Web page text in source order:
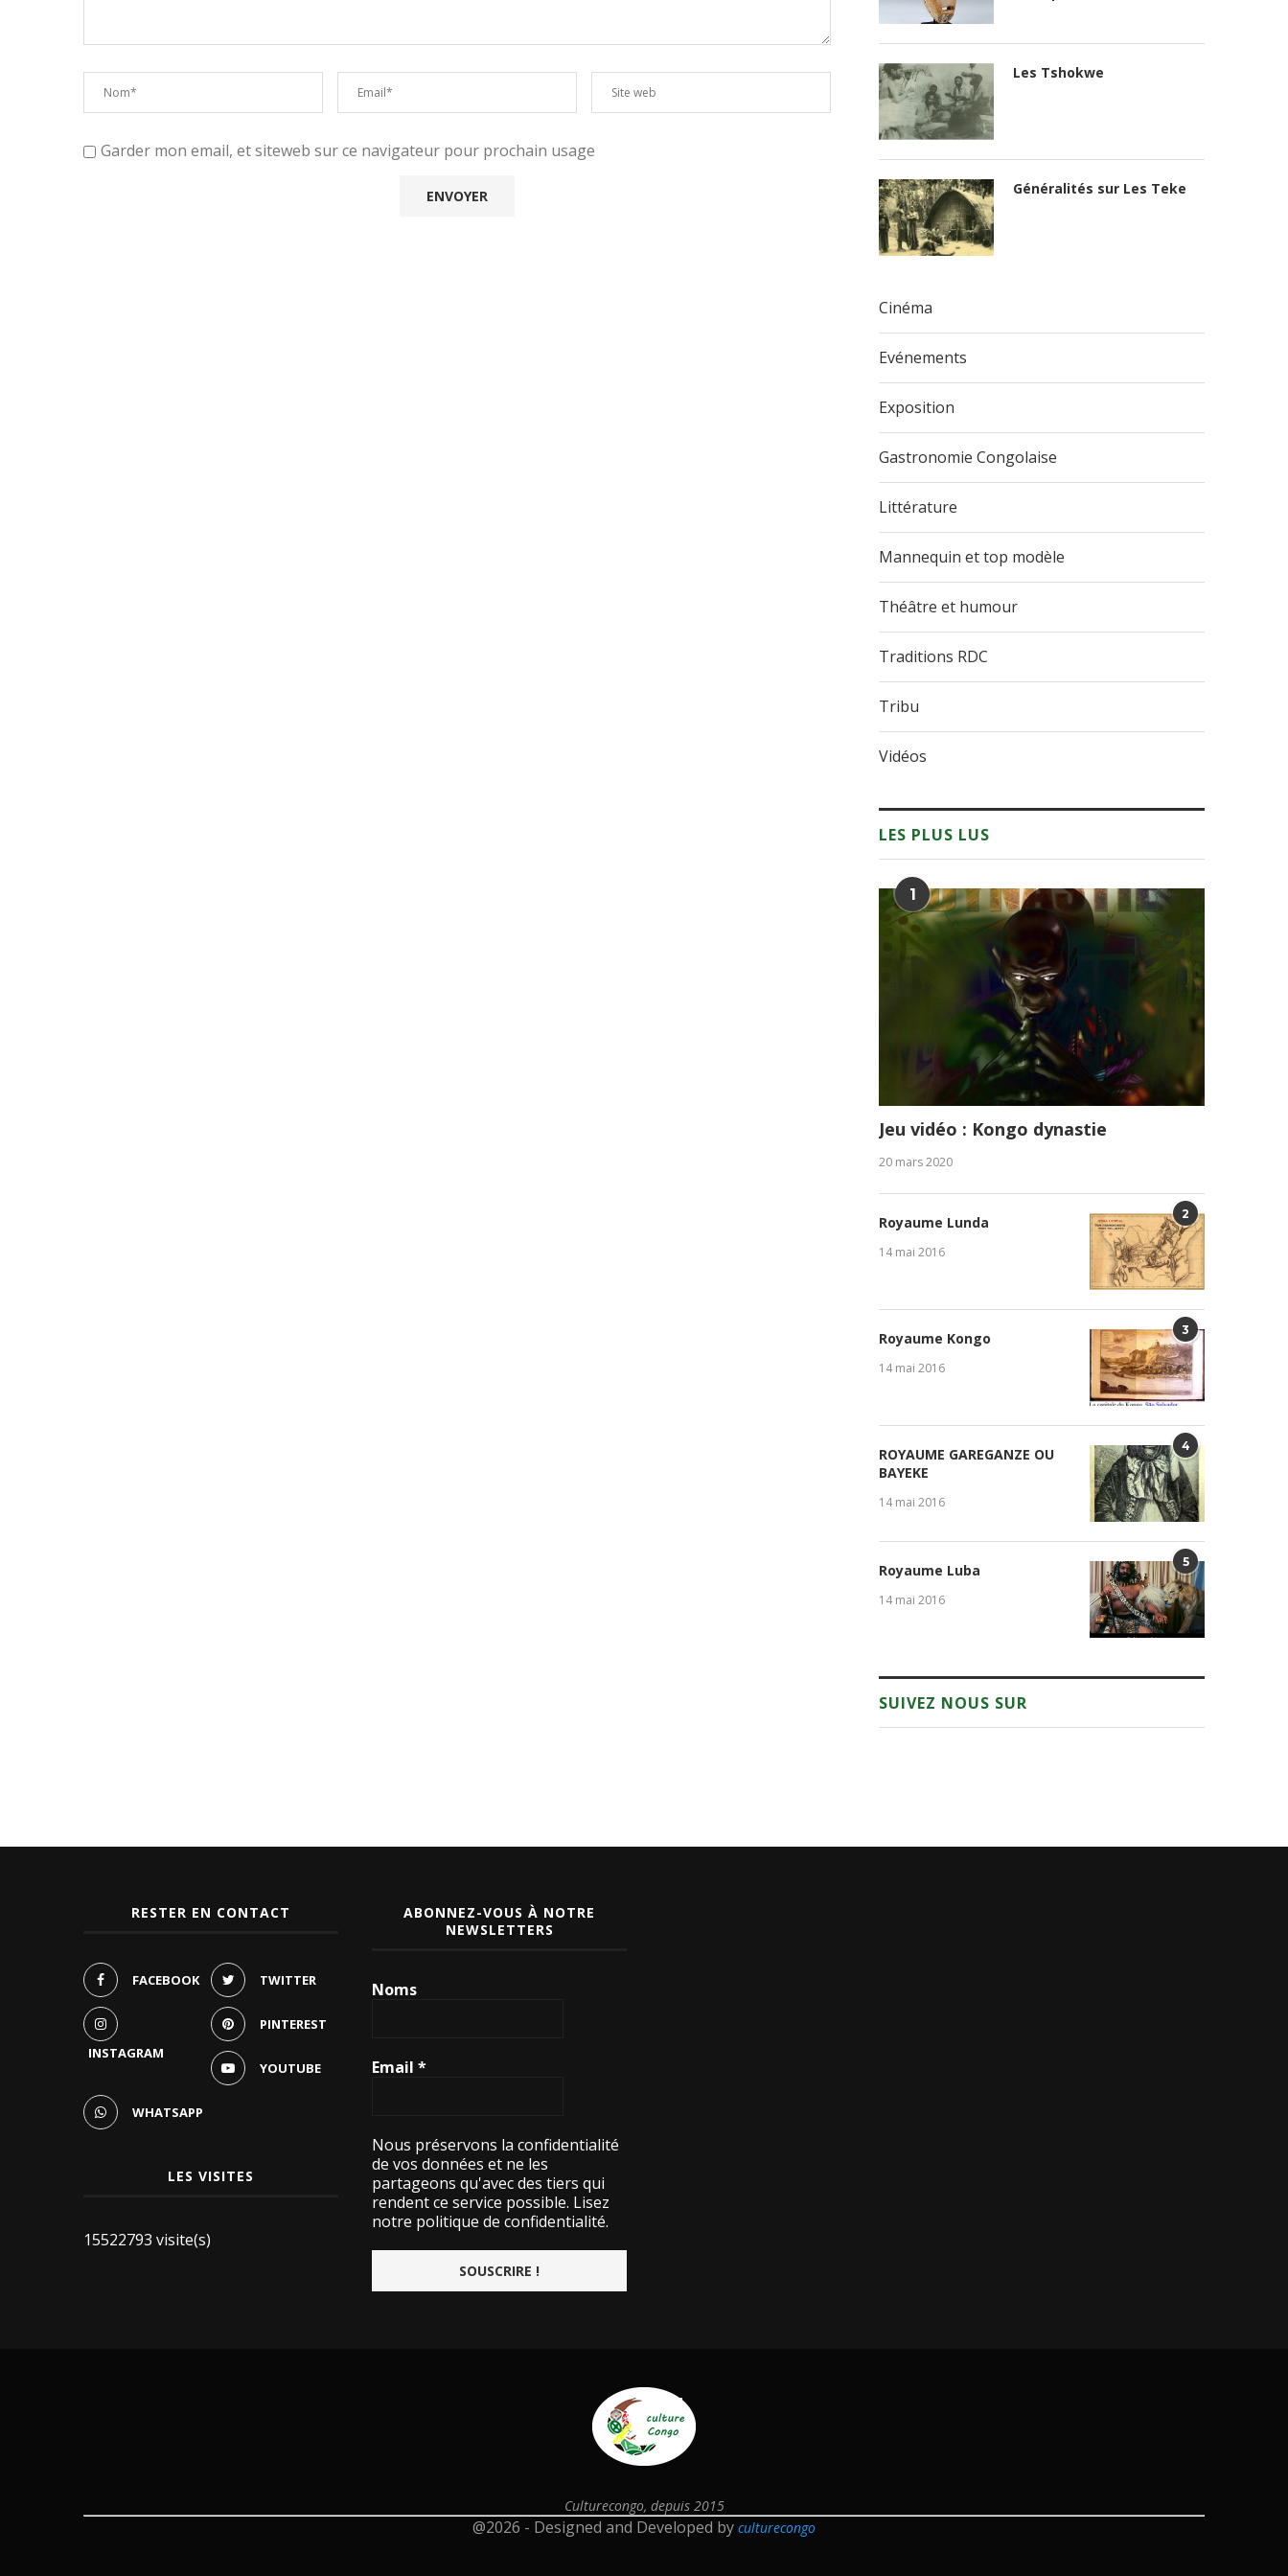
Garder mon email, et siteweb sur ce navigateur pour prochain usage
Les Tshokwe
Généralités sur Les Teke
Cinéma
Evénements
Exposition
Gastronomie Congolaise
Littérature
Mannequin et top modèle
Théâtre et humour
Traditions RDC
Tribu
Vidéos
LES PLUS LUS
1
Jeu vidéo : Kongo dynastie
20 mars 2020
2
Royaume Lunda
14 mai 2016
3
Royaume Kongo
14 mai 2016
4
ROYAUME GAREGANZE OU
BAYEKE
14 mai 2016
5
Royaume Luba
14 mai 2016
SUIVEZ NOUS SUR
RESTER EN CONTACT
FACEBOOK TWITTER
INSTAGRAM
PINTEREST
YOUTUBE
WHATSAPP
LES VISITES
15522793 visite(s)
ABONNEZ-VOUS À NOTRE
NEWSLETTERS
Noms
Email*
Nous préservons la confidentialité
de vos données et ne les
partageons qu'avec des tiers qui
rendent ce service possible. Lisez
notre politique de confidentialité.
Culturecongo, depuis 2015
@2026 - Designed and Developed by culturecongo